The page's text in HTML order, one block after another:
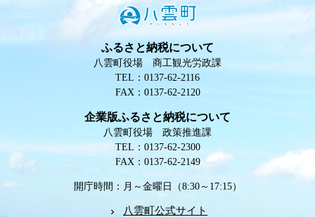
ふるさと納税について
八雲町役場 商工観光労政課
TEL：0137-62-2116
FAX：0137-62-2120
企業版ふるさと納税について
八雲町役場 政策推進課
TEL：0137-62-2300
FAX：0137-62-2149
開庁時間：月～金曜日（8:30～17:15）
八雲町公式サイト